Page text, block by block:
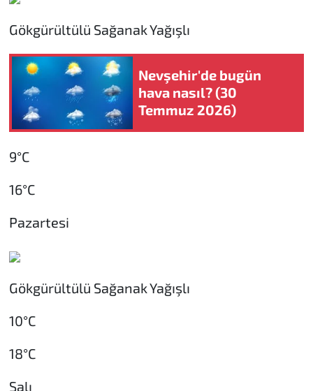
Gökgürültülü Sağanak Yağışlı
Nevşehir'de bugün
hava nasıl? (30
Temmuz 2026)
9°C
16°C
Pazartesi
Gökgürültülü Sağanak Yağışlı
10°C
18°C
Salı